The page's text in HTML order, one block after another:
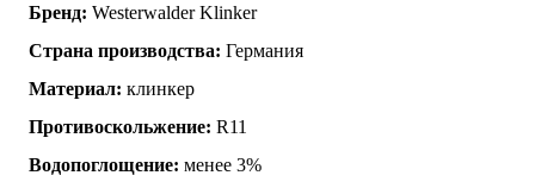
Бренд: Westerwalder Klinker
Страна производства: Германия
Материал: клинкер
Противоскольжение: R11
Водопоглощение: менее 3%